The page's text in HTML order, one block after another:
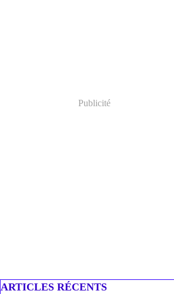
Publicité
ARTICLES RÉCENTS